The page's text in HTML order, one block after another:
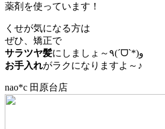
薬剤を使っています！
くせが気になる方は
ぜひ、矯正で
サラツヤ髪
にしましょ～٩(ˊᗜˋ*)و
お手入れがラクになりますよ～♪
nao*c 田原台店